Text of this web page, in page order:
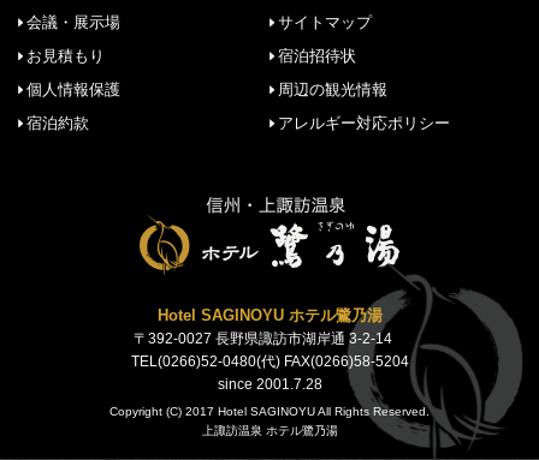
会議・展示場
サイトマップ
お見積もり
宿泊招待状
個人情報保護
周辺の観光情報
宿泊約款
アレルギー対応ポリシー
Hotel SAGINOYU ホテル鷺乃湯
〒392-0027 長野県諏訪市湖岸通 3-2-14
TEL(0266)52-0480(代) FAX(0266)58-5204
since 2001.7.28
Copyright (C) 2017 Hotel SAGINOYU All Rights Reserved.
上諏訪温泉 ホテル鷺乃湯